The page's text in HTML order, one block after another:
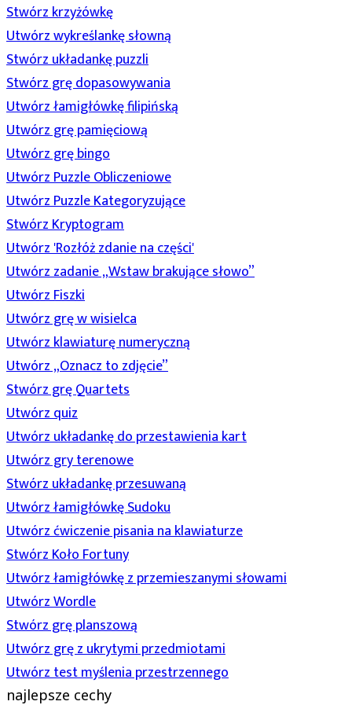
Stwórz krzyżówkę
Utwórz wykreślankę słowną
Stwórz układankę puzzli
Stwórz grę dopasowywania
Utwórz łamigłówkę filipińską
Utwórz grę pamięciową
Utwórz grę bingo
Utwórz Puzzle Obliczeniowe
Utwórz Puzzle Kategoryzujące
Stwórz Kryptogram
Utwórz 'Rozłóż zdanie na części'
Utwórz zadanie „Wstaw brakujące słowo”
Utwórz Fiszki
Utwórz grę w wisielca
Utwórz klawiaturę numeryczną
Utwórz „Oznacz to zdjęcie”
Stwórz grę Quartets
Utwórz quiz
Utwórz układankę do przestawienia kart
Utwórz gry terenowe
Stwórz układankę przesuwaną
Utwórz łamigłówkę Sudoku
Utwórz ćwiczenie pisania na klawiaturze
Stwórz Koło Fortuny
Utwórz łamigłówkę z przemieszanymi słowami
Utwórz Wordle
Stwórz grę planszową
Utwórz grę z ukrytymi przedmiotami
Utwórz test myślenia przestrzennego
najlepsze cechy